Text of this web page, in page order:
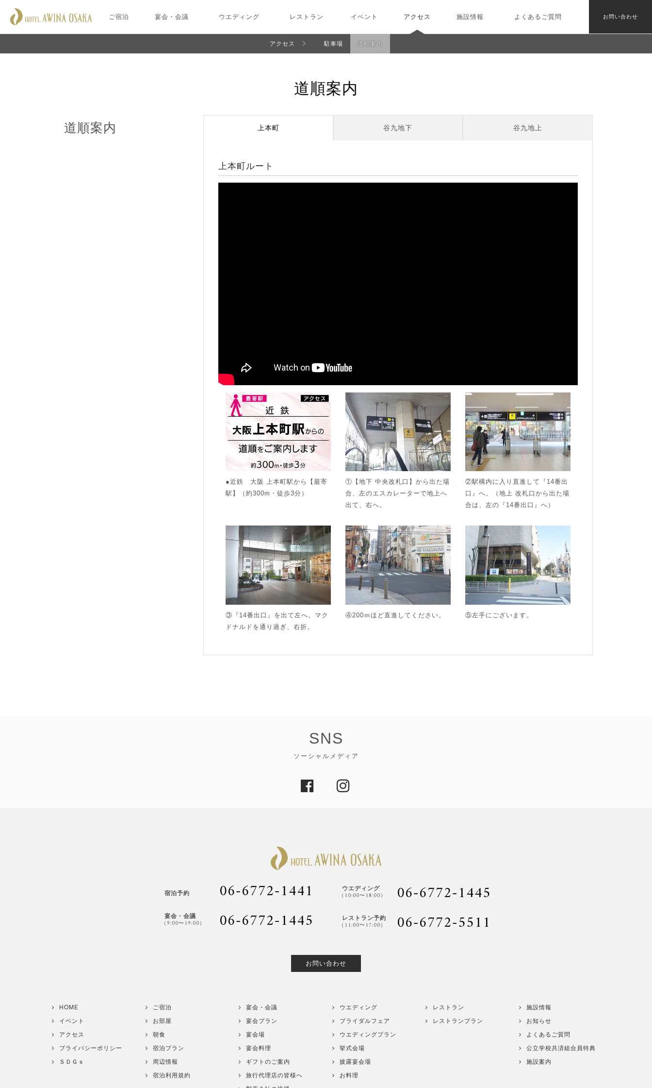
ご宿泊 宴会・会議 ウエディング レストラン イベント アクセス 施設情報 よくあるご質問 お問い合わせ
アクセス 駐車場 道順案内
道順案内
道順案内 上本町 谷九地下 谷九地上
上本町ルート
●近鉄 大阪 上本町駅から【最寄
駅】（約300m・徒歩3分）
①【地下 中央改札口】から出た場
合、左のエスカレーターで地上へ
出て、右へ。
②駅構内に入り直進して『14番出
口』へ。（地上 改札口から出た場
合は、左の『14番出口』へ）
③『14番出口』を出て左へ。マク
ドナルドを通り過ぎ、右折。
④200ｍほど直進してください。 ⑤左手にございます。
SNS
ソーシャルメディア
宿泊予約 06-6772-1441 ウエディング
（10:00〜18:00） 06-6772-1445
宴会・会議
（9:00〜19:00） 06-6772-1445 レストラン予約
（11:00〜17:00） 06-6772-5511
お問い合わせ
HOME
イベント
アクセス
プライバシーポリシー
ＳＤＧｓ
ご宿泊
お部屋
朝食
宿泊プラン
周辺情報
宿泊利用規約
宴会・会議
宴会プラン
宴会場
宴会料理
ギフトのご案内
旅行代理店の皆様へ
ウエディング
ブライダルフェア
ウエディングプラン
挙式会場
披露宴会場
お料理
レストラン
レストランプラン
施設情報
お知らせ
よくあるご質問
公立学校共済組合員特典
施設案内